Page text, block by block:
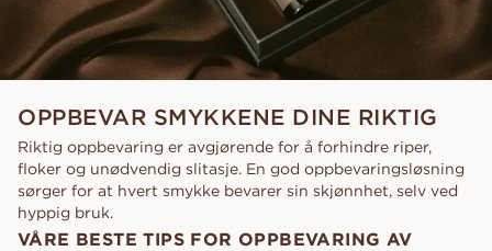
OPPBEVAR SMYKKENE DINE RIKTIG
Riktig oppbevaring er avgjørende for å forhindre riper,
floker og unødvendig slitasje. En god oppbevaringsløsning
sørger for at hvert smykke bevarer sin skjønnhet, selv ved
hyppig bruk.
VÅRE BESTE TIPS FOR OPPBEVARING AV